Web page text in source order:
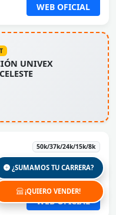
¿SUMAMOS TU CARRERA?
¡QUIERO VENDER!
WEB OFICIAL
UNIVEX
50k/37k/24k/15k/8k
TRAIL
WEB OFICIAL